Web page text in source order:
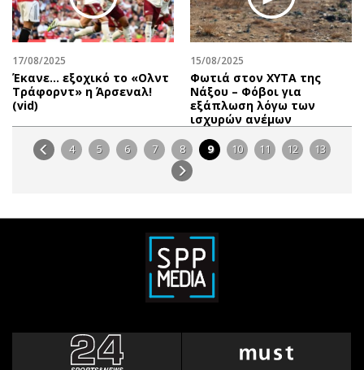
17/08/2025
Έκανε… εξοχικό το «Ολντ
Τράφορντ» η Άρσεναλ!
(vid)
15/08/2025
Φωτιά στον ΧΥΤΑ της
Νάξου – Φόβοι για
εξάπλωση λόγω των
ισχυρών ανέμων
4 5 6 7 8 9 10 11 12 13